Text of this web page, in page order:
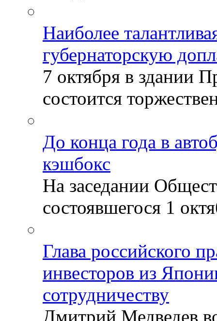
Наиболее
губернаторскую
7 октября в здании
состоится
До конца года в
кэшбокс
На заседании
состоявшегося 1
Глава российского
инвесторов из
сотрудничеству
Дмитрий Медведев